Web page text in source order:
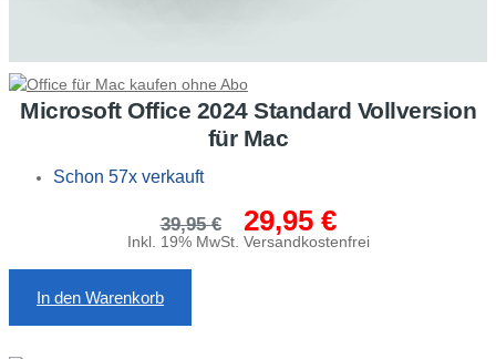
Microsoft Office 2024 Standard Vollversion
für Mac
Schon 57x verkauft
39,95€
Ursprünglicher
Preis
29,95 €Aktueller
Preis
Inkl. 19% MwSt. Versandkostenfrei
In den Warenkorb